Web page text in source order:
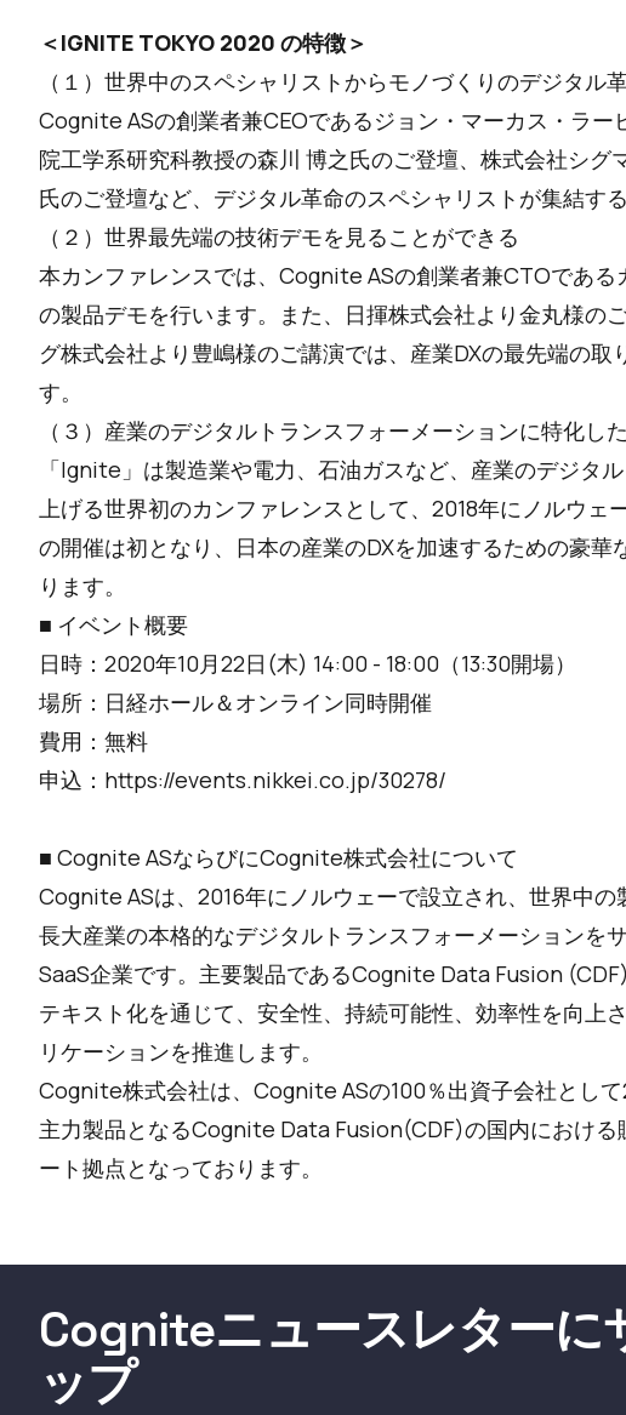
＜IGNITE TOKYO 2020 の特徴＞
（１）世界中のスペシャリストからモノづくりのデジタル
Cognite ASの創業者兼CEOであるジョン・マーカス・ラー
院工学系研究科教授の森川 博之氏のご登壇、株式会社シグ
氏のご登壇など、デジタル革命のスペシャリストが集結す
（２）世界最先端の技術デモを見ることができる
本カンファレンスでは、Cognite ASの創業者兼CTOであ
の製品デモを行います。また、日揮株式会社より金丸様の
グ株式会社より豊嶋様のご講演では、産業DXの最先端の取
す。
（３）産業のデジタルトランスフォーメーションに特化し
「Ignite」は製造業や電力、石油ガスなど、産業のデジタ
上げる世界初のカンファレンスとして、2018年にノルウェ
の開催は初となり、日本の産業のDXを加速するための豪
ります。
■ イベント概要
日時：2020年10月22日(木) 14:00 - 18:00（13:30開場）
場所：日経ホール＆オンライン同時開催
費用：無料
申込：https://events.nikkei.co.jp/30278/
■ Cognite ASならびにCognite株式会社について
Cognite ASは、2016年にノルウェーで設立され、世界中
長大産業の本格的なデジタルトランスフォーメーションを
SaaS企業です。主要製品であるCognite Data Fusion
テキスト化を通じて、安全性、持続可能性、効率性を向上
リケーションを推進します。
Cognite株式会社は、Cognite ASの100％出資子会社とし
主力製品となるCognite Data Fusion(CDF)の国内における
ート拠点となっております。
Cogniteニュースレターに
ップ